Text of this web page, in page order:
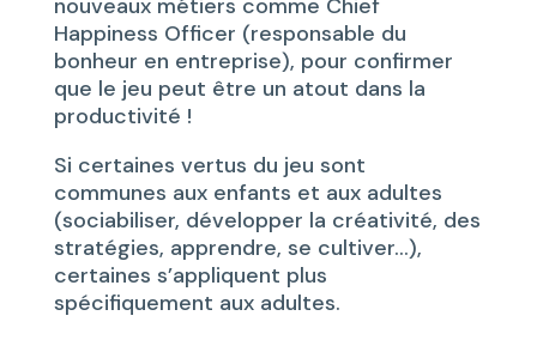
nouveaux métiers comme Chief
Happiness Officer (responsable du
bonheur en entreprise), pour confirmer
que le jeu peut être un atout dans la
productivité !
Si certaines vertus du jeu sont
communes aux enfants et aux adultes
(sociabiliser, développer la créativité, des
stratégies, apprendre, se cultiver…),
certaines s’appliquent plus
spécifiquement aux adultes.